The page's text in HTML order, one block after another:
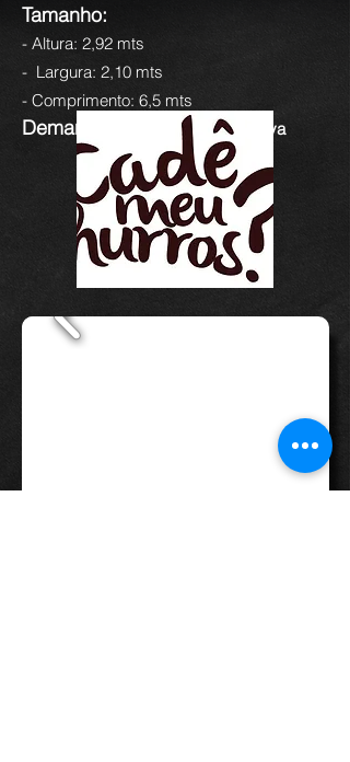
Tamanho:
- Altura: 2,92 mts
- Largura: 2,10 mts
- Comprimento: 6,5 mts
Demanda Elétric a: 110 v e 3 kva